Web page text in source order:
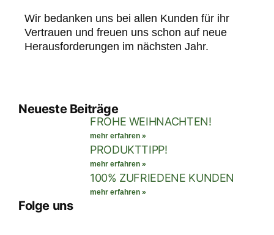
Wir bedanken uns bei allen Kunden für ihr
Vertrauen und freuen uns schon auf neue
Herausforderungen im nächsten Jahr.
Neueste Beiträge
FROHE WEIHNACHTEN!
mehr erfahren »
PRODUKTTIPP!
mehr erfahren »
100% ZUFRIEDENE KUNDEN
mehr erfahren »
Folge uns